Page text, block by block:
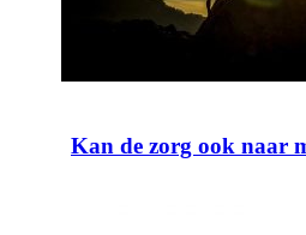
Kan de zorg ook naar